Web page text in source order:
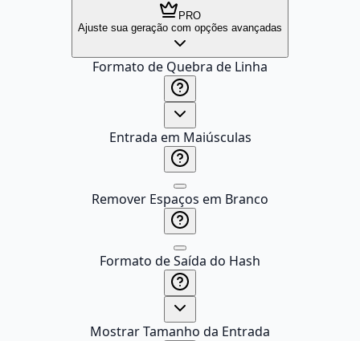
PRO
Ajuste sua geração com opções avançadas
Formato de Quebra de Linha
Entrada em Maiúsculas
Remover Espaços em Branco
Formato de Saída do Hash
Mostrar Tamanho da Entrada